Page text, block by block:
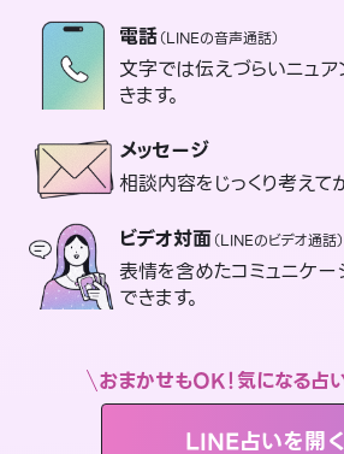
電話（LINEの音声通話）
文字では伝えづらいニュ
きます。
メッセージ
相談内容をじっくり考えて
ビデオ対面（LINEのビデオ通話）
表情を含めたコミュニケー
できます。
おまかせもOK！気になる占
LINE占いを開く